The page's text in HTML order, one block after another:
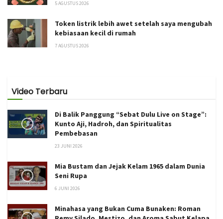
5 AGUSTUS 2026
Token listrik lebih awet setelah saya mengubah
kebiasaan kecil di rumah
7 AGUSTUS 2026
Video Terbaru
Di Balik Panggung “Sebat Dulu Live on Stage”:
Kunto Aji, Hadroh, dan Spiritualitas
Pembebasan
23 JUNI 2026
Mia Bustam dan Jejak Kelam 1965 dalam Dunia
Seni Rupa
6 JUNI 2026
Minahasa yang Bukan Cuma Bunaken: Roman